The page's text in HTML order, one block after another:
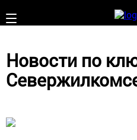
Новости по